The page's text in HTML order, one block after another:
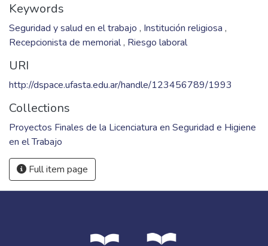
Keywords
Seguridad y salud en el trabajo , Institución religiosa ,
Recepcionista de memorial, Riesgo laboral
URI
http://dspace.ufasta.edu.ar/handle/123456789/1993
Collections
Proyectos Finales de la Licenciatura en Seguridad e Higiene
en el Trabajo
Full item page